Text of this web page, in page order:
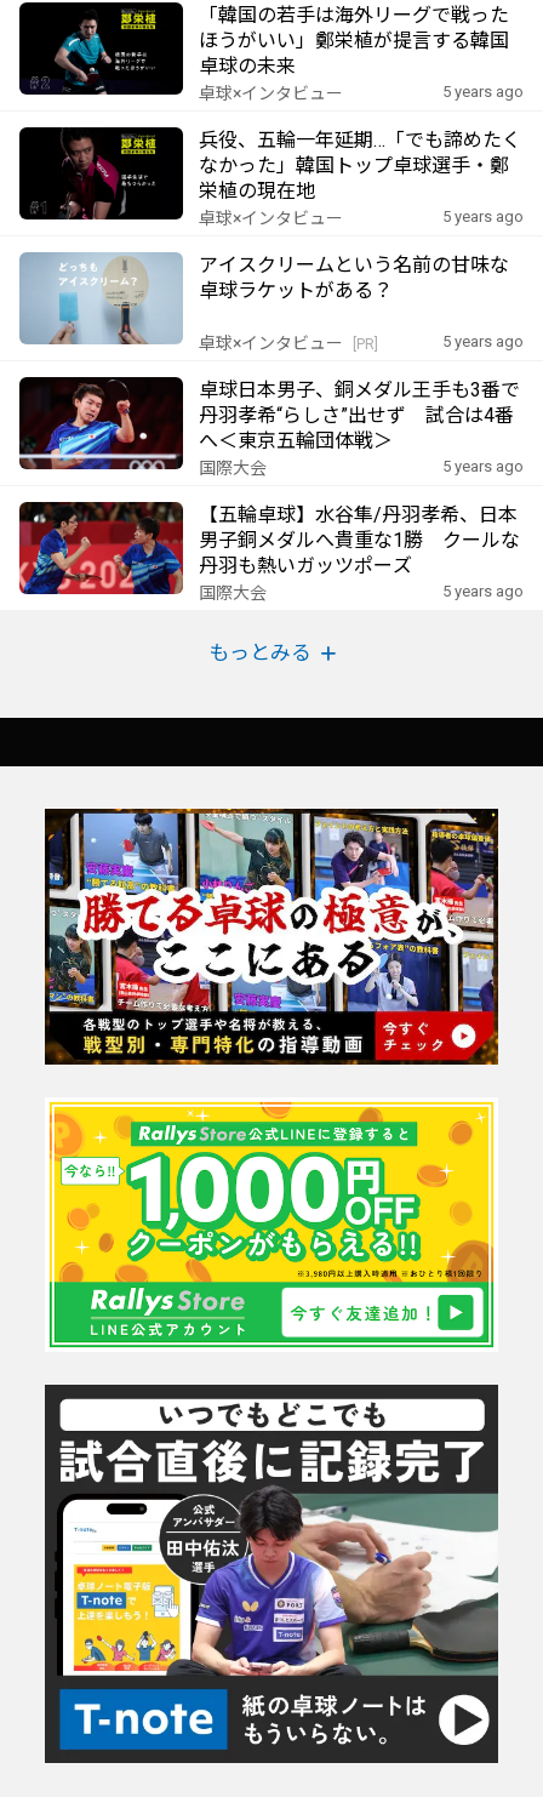
「韓国の若手は海外リーグで戦った
ほうがいい」鄭栄植が提言する韓国
卓球の未来
卓球×インタビュー 5 years ago
兵役、五輪一年延期…「でも諦めたく
なかった」韓国トップ卓球選手・鄭
栄植の現在地
卓球×インタビュー 5 years ago
アイスクリームという名前の甘味な
卓球ラケットがある？
卓球×インタビュー [PR] 5 years ago
卓球日本男子、銅メダル王手も3番で
丹羽孝希“らしさ”出せず 試合は4番
へ＜東京五輪団体戦＞
国際大会 5 years ago
【五輪卓球】水谷隼/丹羽孝希、日本
男子銅メダルへ貴重な1勝 クールな
丹羽も熱いガッツポーズ
国際大会 5 years ago
もっとみる